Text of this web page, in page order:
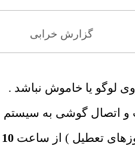
گزارش خرابی
لوگو یا خاموش نباشد .
و اتصال گوشی به
تعطیل ) از ساعت 10